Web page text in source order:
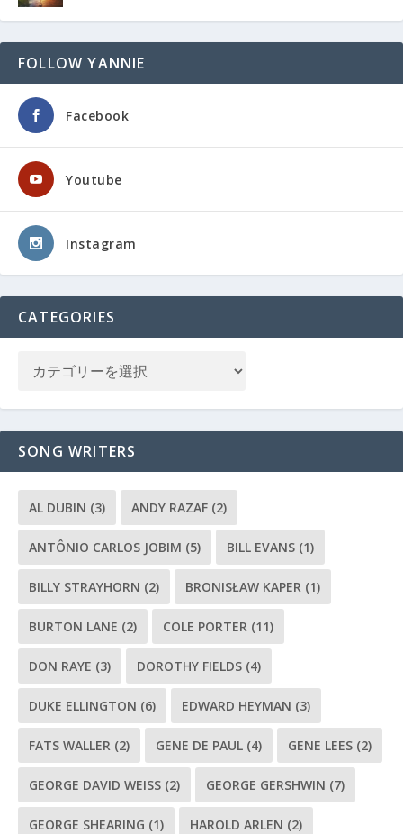
FOLLOW YANNIE
Facebook
Youtube
Instagram
CATEGORIES
SONG WRITERS
AL DUBIN (3) ANDY RAZAF (2)
ANTÔNIO CARLOS JOBIM (5) BILL EVANS (1)
BILLY STRAYHORN (2) BRONISŁAW KAPER (1)
BURTON LANE (2) COLE PORTER (11)
DON RAYE (3) DOROTHY FIELDS (4)
DUKE ELLINGTON (6) EDWARD HEYMAN (3)
FATS WALLER (2) GENE DE PAUL (4) GENE LEES (2)
GEORGE DAVID WEISS (2) GEORGE GERSHWIN (7)
GEORGE SHEARING (1) HAROLD ARLEN (2)